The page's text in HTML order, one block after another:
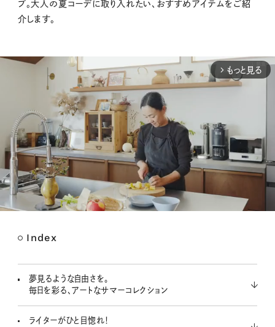
プ。大人の夏コーデに取り入れたい、おすすめアイテムをご紹
介します。
arrow_forward_ios もっと見る
Index
夢見るような自由さを。
毎日を彩る、アートなサマーコレクション
ライターがひと目惚れ！